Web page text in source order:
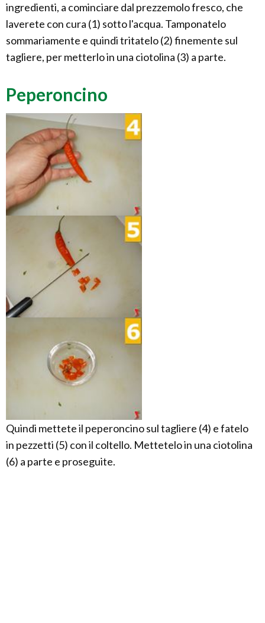
ingredienti, a cominciare dal prezzemolo fresco, che
laverete con cura (1) sotto l'acqua. Tamponatelo
sommariamente e quindi tritatelo (2) finemente sul
tagliere, per metterlo in una ciotolina (3) a parte.
Peperoncino
Quindi mettete il peperoncino sul tagliere (4) e fatelo
in pezzetti (5) con il coltello. Mettetelo in una ciotolina
(6) a parte e proseguite.